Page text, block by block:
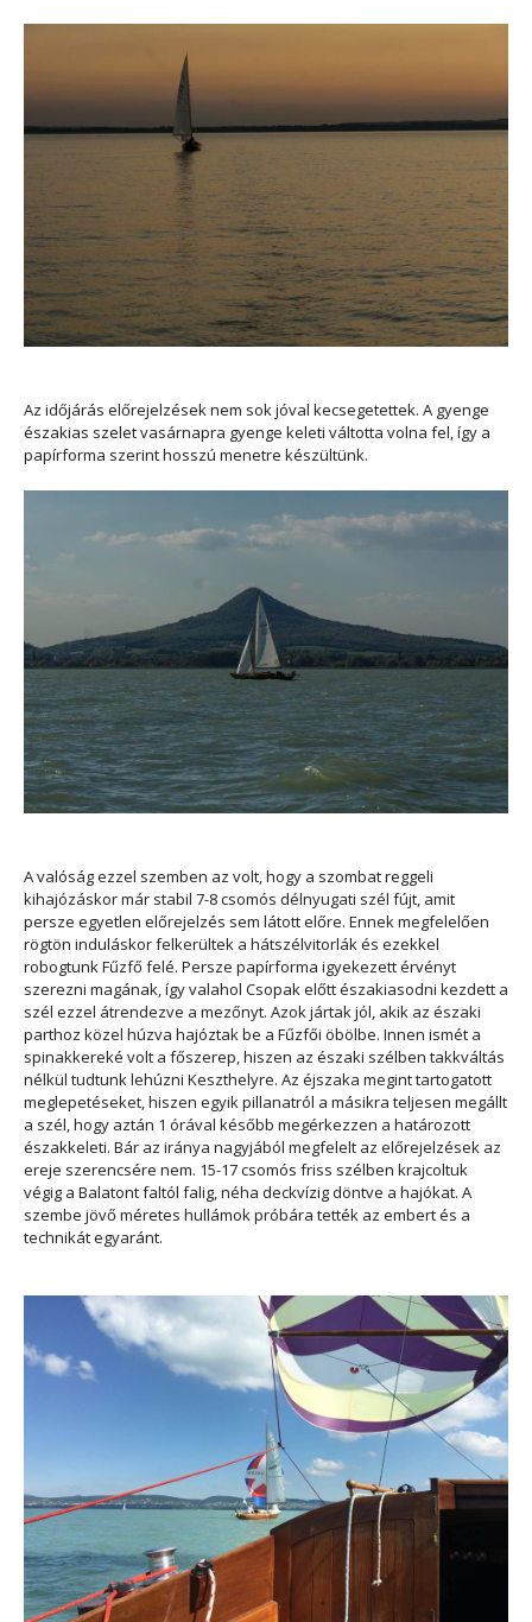
Az időjárás előrejelzések nem sok jóval kecsegetettek. A gyenge
északias szelet vasárnapra gyenge keleti váltotta volna fel, így a
papírforma szerint hosszú menetre készültünk.
A valóság ezzel szemben az volt, hogy a szombat reggeli
kihajózáskor már stabil 7-8 csomós délnyugati szél fújt, amit
persze egyetlen előrejelzés sem látott előre. Ennek megfelelően
rögtön induláskor felkerültek a hátszélvitorlák és ezekkel
robogtunk Fűzfő felé. Persze papírforma igyekezett érvényt
szerezni magának, így valahol Csopak előtt északiasodni kezdett a
szél ezzel átrendezve a mezőnyt. Azok jártak jól, akik az északi
parthoz közel húzva hajóztak be a Fűzfői öbölbe. Innen ismét a
spinakkereké volt a főszerep, hiszen az északi szélben takkváltás
nélkül tudtunk lehúzni Keszthelyre. Az éjszaka megint tartogatott
meglepetéseket, hiszen egyik pillanatról a másikra teljesen megállt
a szél, hogy aztán 1 órával később megérkezzen a határozott
északkeleti. Bár az iránya nagyjából megfelelt az előrejelzések az
ereje szerencsére nem. 15-17 csomós friss szélben krajcoltuk
végig a Balatont faltól falig, néha deckvízig döntve a hajókat. A
szembe jövő méretes hullámok próbára tették az embert és a
technikát egyaránt.